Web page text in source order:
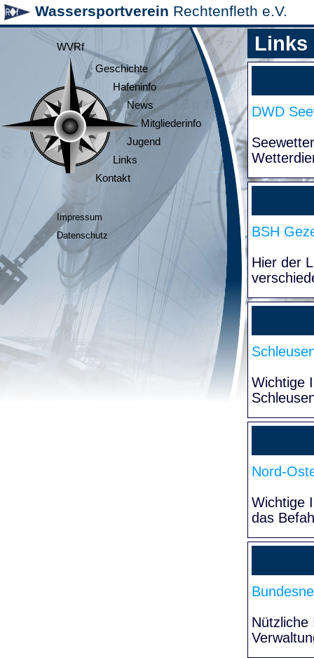
Wassersportverein Rechtenfleth e.V.
WVRf
Geschichte
Hafeninfo
News
Mitgliederinfo
Jugend
Links
Kontakt
Impressum
Datenschutz
Links
DWD
BSH
Hier der
Wichtige
Nord-
Wichtige
das
Nützliche